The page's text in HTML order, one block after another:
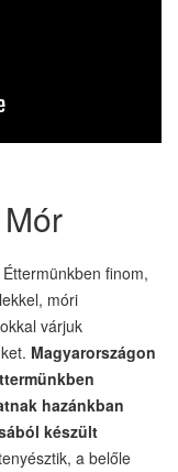
finom,
móri
várjuk
Magyarországon
hazánkban
készült
a belőle